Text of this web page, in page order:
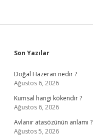
Sidebar
Son Yazılar
Doğal Hazeran nedir ?
Ağustos 6, 2026
Kumsal hangi kökendir ?
Ağustos 6, 2026
Avlanır atasözünün anlamı ?
Ağustos 5, 2026